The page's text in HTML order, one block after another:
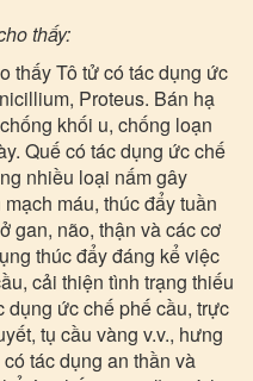
thấy:
thấy Tô tử có tác dụng ức
Proteus. Bán hạ
khối u, chống loạn
Quế có tác dụng ức chế
nhiều loại nấm gây
máu, thúc đẩy tuần
gan, não, thận và các cơ
thúc đẩy đáng kể việc
cải thiện tình trạng thiếu
dụng ức chế phế cầu, trực
tụ cầu vàng v.v., hưng
tác dụng an thần và